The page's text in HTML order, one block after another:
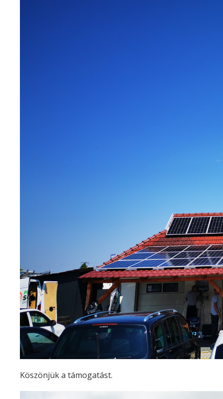
Köszönjük a támogatást.